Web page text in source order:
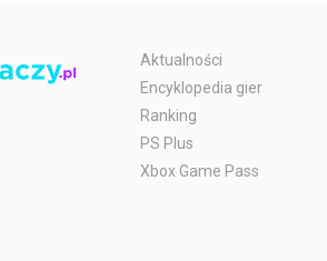
Aktualności
Encyklopedia gier
Ranking
PS Plus
Xbox Game Pass